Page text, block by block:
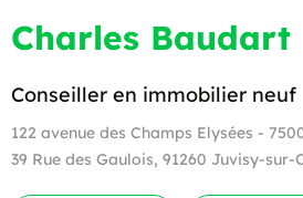
Charles Baudart
Conseiller en immobilier neuf
122 avenue des Champs Elysées -
39 Rue des Gaulois, 91260 Juvisy-sur-